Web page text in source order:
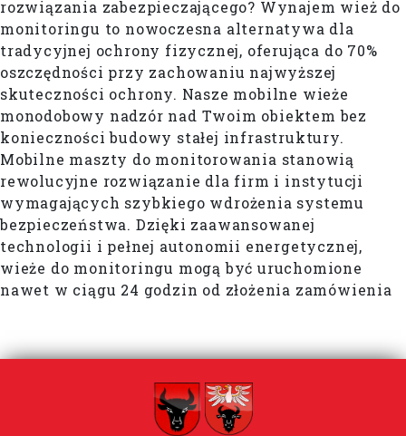
rozwiązania zabezpieczającego? Wynajem wież do
monitoringu to nowoczesna alternatywa dla
tradycyjnej ochrony fizycznej, oferująca do 70%
oszczędności przy zachowaniu najwyższej
skuteczności ochrony. Nasze mobilne wieże
monodobowy nadzór nad Twoim obiektem bez
konieczności budowy stałej infrastruktury.
Mobilne maszty do monitorowania stanowią
rewolucyjne rozwiązanie dla firm i instytucji
wymagających szybkiego wdrożenia systemu
bezpieczeństwa. Dzięki zaawansowanej
technologii i pełnej autonomii energetycznej,
wieże do monitoringu mogą być uruchomione
nawet w ciągu 24 godzin od złożenia zamówienia